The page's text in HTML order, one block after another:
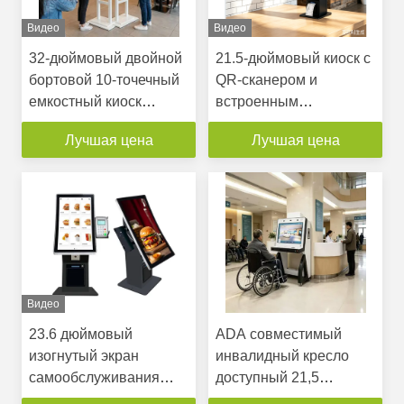
Видео
32-дюймовый двойной
бортовой 10-точечный
емкостный киоск
самообслуживания
сенсорного экрана для
Лучшая цена
Видео
21.5-дюймовый киоск с
QR-сканером и
встроенным
термопринтером для
безналичных платежей
Лучшая цена
Видео
23.6 дюймовый
изогнутый экран
самообслуживания
киоск с 10-точечным
ADA совместимый
инвалидный кресло
доступный 21,5
дюймовый сенсорный